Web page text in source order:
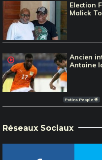
Election
Malick
Ancien
Antoine
Potins People 🌟
Réseaux Sociaux